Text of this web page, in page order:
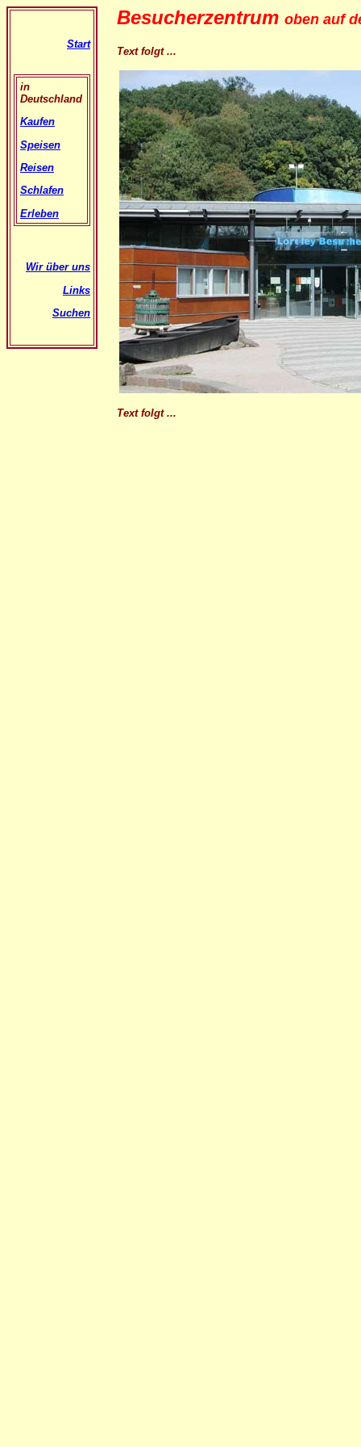
Start
in
Deutschland
Kaufen
Speisen
Reisen
Schlafen
Erleben
Wir über uns
Links
Suchen
Besucherzentrum oben auf
Text folgt ...
Text folgt ...